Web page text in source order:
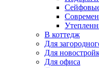
В коттедж
Для
Для
Для офиса